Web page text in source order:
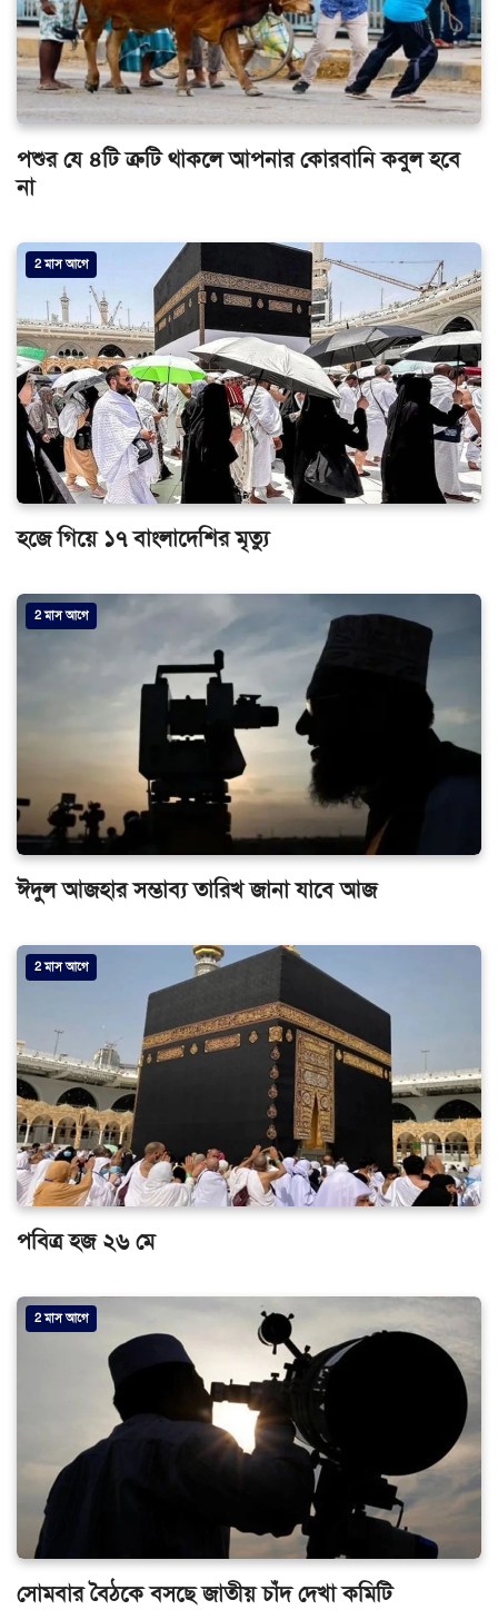
পশুর যে ৪টি ত্রুটি থাকলে আপনার কোরবানি কবুল হবে
না
2 মাস আগে
হজে গিয়ে ১৭ বাংলাদেশির মৃত্যু
2 মাস আগে
ঈদুল আজহার সম্ভাব্য তারিখ জানা যাবে আজ
2 মাস আগে
পবিত্র হজ ২৬ মে
2 মাস আগে
সোমবার বৈঠকে বসছে জাতীয় চাঁদ দেখা কমিটি